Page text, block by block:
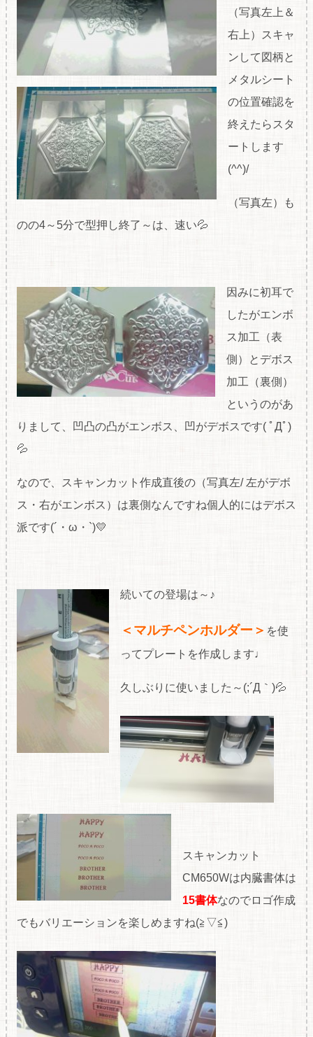
（写真左上＆
右上）スキャ
ンして図柄と
メタルシート
の位置確認を
終えたらスタ
ートします
(^^)/
（写真左）も
のの4～5分で型押し終了～は、速い💦
因みに初耳で
したがエンボ
ス加工（表
側）とデボス
加工（裏側）
というのがあ
りまして、凹凸の凸がエンボス、凹がデボスです( ﾟДﾟ)
💦
なので、スキャンカット作成直後の（写真左/ 左がデボ
ス・右がエンボス）は裏側なんですね個人的にはデボス
派です(´・ω・`)💛
続いての登場は～♪
＜マルチペンホルダー＞ を使
ってプレートを作成します♩
久しぶりに使いました～(;´Д｀)💦
スキャンカット
CM650Wは内臓書体は
15書体なのでロゴ作成
でもバリエーションを楽しめますね(≧▽≦)